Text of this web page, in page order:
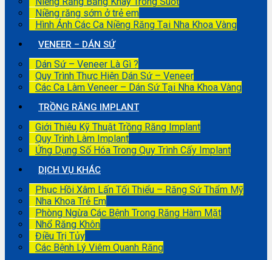
Niềng răng sớm ở trẻ em
Hình Ảnh Các Ca Niềng Răng Tại Nha Khoa Vàng
VENEER – DÁN SỨ
Dán Sứ – Veneer Là Gì ?
Quy Trình Thực Hiện Dán Sứ – Veneer
Các Ca Làm Veneer – Dán Sứ Tại Nha Khoa Vàng
TRỒNG RĂNG IMPLANT
Giới Thiệu Kỹ Thuật Trồng Răng Implant
Quy Trình Làm Implant
Ứng Dụng Số Hóa Trong Quy Trình Cấy Implant
DỊCH VỤ KHÁC
Phục Hồi Xâm Lấn Tối Thiểu – Răng Sứ Thẩm Mỹ
Nha Khoa Trẻ Em
Phòng Ngừa Các Bệnh Trong Răng Hàm Mặt
Nhổ Răng Khôn
Điều Trị Tủy
Các Bệnh Lý Viêm Quanh Răng